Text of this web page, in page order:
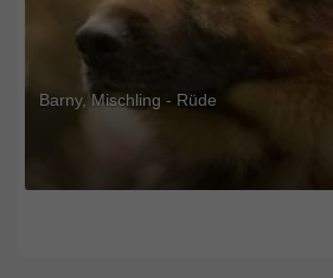
Barny, Mischling - Rüde